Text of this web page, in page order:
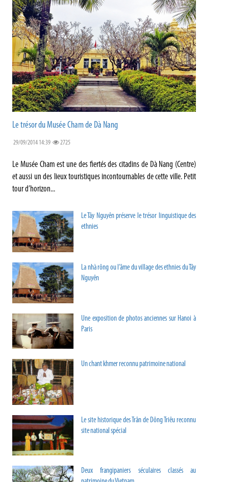
Le trésor du Musée Cham de Dà Nang
29/09/2014 14:39 2725
Le Musée Cham est une des fiertés des citadins de Dà Nang (Centre)
et aussi un des lieux touristiques incontournables de cette ville. Petit
tour d’horizon...
Le Tây Nguyên préserve le trésor linguistique des
ethnies
La nhà rông ou l’âme du village des ethnies du Tây
Nguyên
Une exposition de photos anciennes sur Hanoi à
Paris
Un chant khmer reconnu patrimoine national
Le site historique des Trân de Dông Triêu reconnu
site national spécial
Deux frangipaniers séculaires classés au